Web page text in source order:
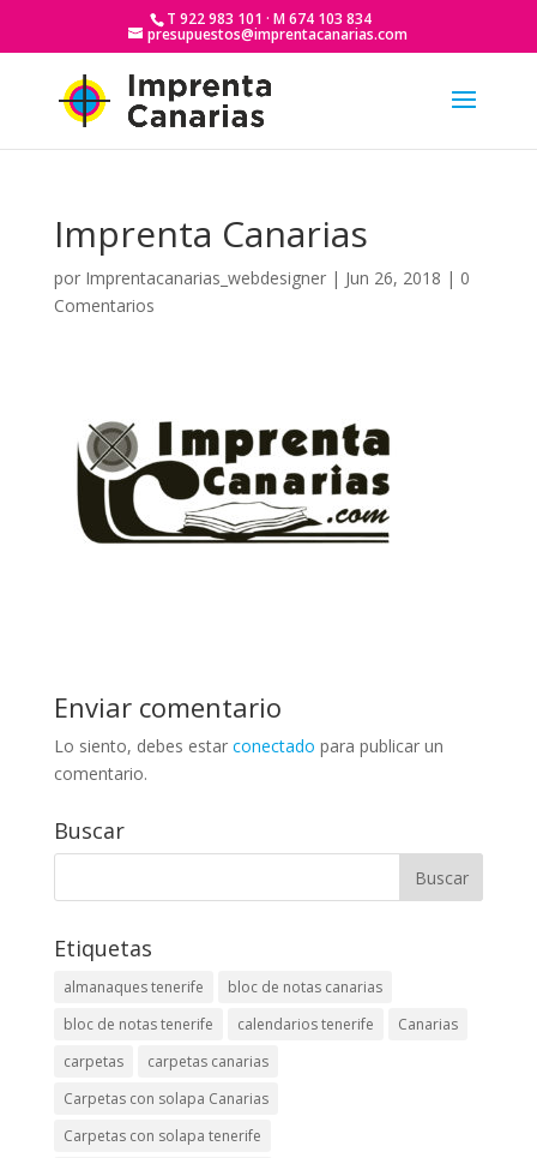
T 922 983 101 · M 674 103 834
presupuestos@imprentacanarias.com
Imprenta Canarias
por Imprentacanarias_webdesigner| Jun 26, 2018 | 0
Comentarios
Enviar comentario
Lo siento, debes estar conectado para publicar un
comentario.
Buscar
Etiquetas
almanaques tenerife
bloc de notas canarias
bloc de notas tenerife
calendarios tenerife
Canarias
carpetas
carpetas canarias
Carpetas con solapa Canarias
Carpetas con solapa tenerife